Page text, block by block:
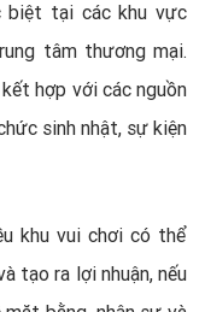
biệt tại các khu vực
tâm thương mại.
hợp với các nguồn
sinh nhật, sự kiện
khu vui chơi có thể
tạo ra lợi nhuận, nếu